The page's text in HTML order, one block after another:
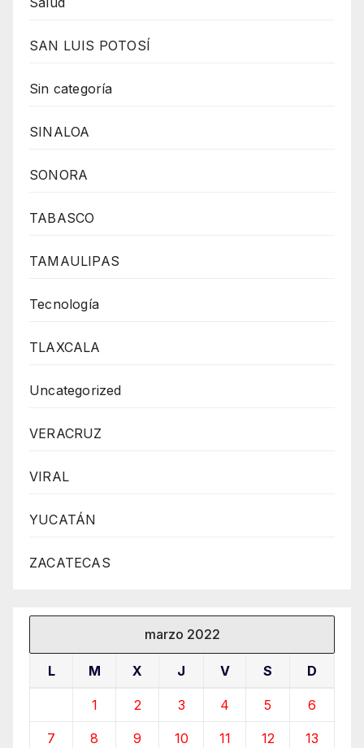
SAN LUIS POTOSÍ
Sin categoría
SINALOA
SONORA
TABASCO
TAMAULIPAS
Tecnología
TLAXCALA
Uncategorized
VERACRUZ
VIRAL
YUCATÁN
ZACATECAS
marzo 2022
L M X J V S D
1 2 3 4 5 6
7 8 9 10 11 12 13